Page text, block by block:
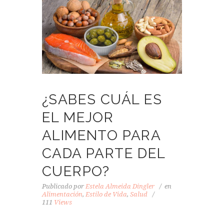
¿SABES CUÁL ES
EL MEJOR
ALIMENTO PARA
CADA PARTE DEL
CUERPO?
Publicado por Estela Almeida Dingler
en
Alimentación, Estilo de Vida, Salud
111 Views